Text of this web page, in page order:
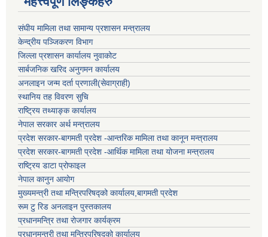
संघीय मामिला तथा सामान्य प्रशासन मन्त्रालय
केन्द्रीय पञ्जिकरण विभाग
जिल्ला प्रशासन कार्यालय नुवाकोट
सार्बजनिक खरिद अनुगमन कार्यालय
अनलाइन जन्म दर्ता प्रणाली(सेवाग्राही)
स्थानिय तह विवरण सुचि
राष्ट्रिय तथ्याङ्क कार्यालय
नेपाल सरकार अर्थ मन्त्रालय
प्रदेश सरकार-बागमती प्रदेश -आन्तरिक मामिला तथा कानून मन्त्रालय
प्रदेश सरकार-बागमती प्रदेश -आर्थिक मामिला तथा योजना मन्त्रालय
राष्ट्रिय डाटा प्रोफाइल
नेपाल कानुन आयोग
मुख्यमन्त्री तथा मन्त्रिपरिषद्को कार्यालय,बागमती प्रदेश
रूम टु रिड अनलाइन पुस्तकालय
प्रधानमन्त्रि तथा रोजगार कार्यक्रम
प्रधानमन्त्री तथा मन्त्रिपरिषद्को कार्यालय